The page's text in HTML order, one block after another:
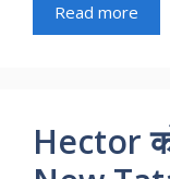
Read more
Hector